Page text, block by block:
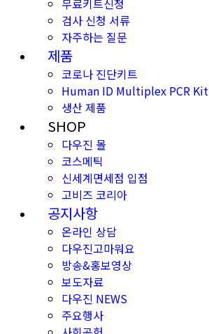
무료키트신청
검사 신청 서류
자주하는 질문
제품
코로나 진단키트
Human ID Multiplex PCR Kit
생산 제품
SHOP
다우진 몰
코스메틱
신세계면세점 입점
고비즈 코리아
공지사항
온라인 상담
다우진고마워요
방송&홍보영상
보도자료
다우진 NEWS
주요행사